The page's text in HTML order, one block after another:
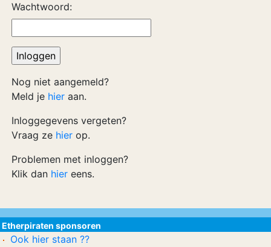
Wachtwoord:
Nog niet aangemeld?
Meld je hier aan.
Inloggegevens vergeten?
Vraag ze hier op.
Problemen met inloggen?
Klik dan hier eens.
Etherpiraten sponsoren
Ook hier staan ??